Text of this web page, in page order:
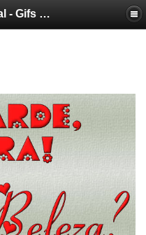
oriza.net Portal - Gifs by Oriza - Frases, Poemas